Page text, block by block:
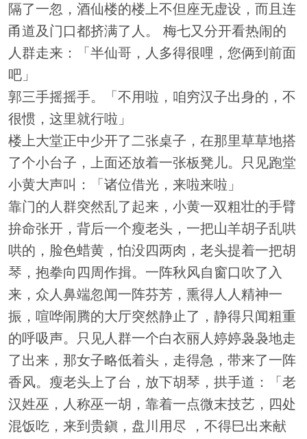
隔了一忽，酒仙楼的楼上不但座无虚设，而且连
甬道及门口都挤满了人。 梅七又分开看热闹的
人群走来：「半仙哥，人多得很哩，您俩到前面
吧」
郭三手摇摇手。「不用啦，咱穷汉子出身的，不
很惯，这里就行啦」
楼上大堂正中少开了二张桌子，在那里草草地搭
了个小台子，上面还放着一张板凳儿。只见跑堂
小黄大声叫：「诸位借光，来啦来啦」
靠门的人群突然乱了起来，小黄一双粗壮的手臂
拚命张开，背后一个瘦老头，一把山羊胡子乱哄
哄的，脸色蜡黄，怕没四两肉，老头提着一把胡
琴，抱拳向四周作揖。一阵秋风自窗口吹了入
来，众人鼻端忽闻一阵芬芳，熏得人人精神一
振，喧哗闹腾的大厅突然静止了，静得只闻粗重
的呼吸声。只见人群一个白衣丽人婷婷袅袅地走
了出来，那女子略低着头，走得急，带来了一阵
香风。瘦老头上了台，放下胡琴，拱手道：「老
汉姓巫，人称巫一胡，靠着一点微末技艺，四处
混饭吃，来到贵鎭，盘川用尽 ，不得巳出来献